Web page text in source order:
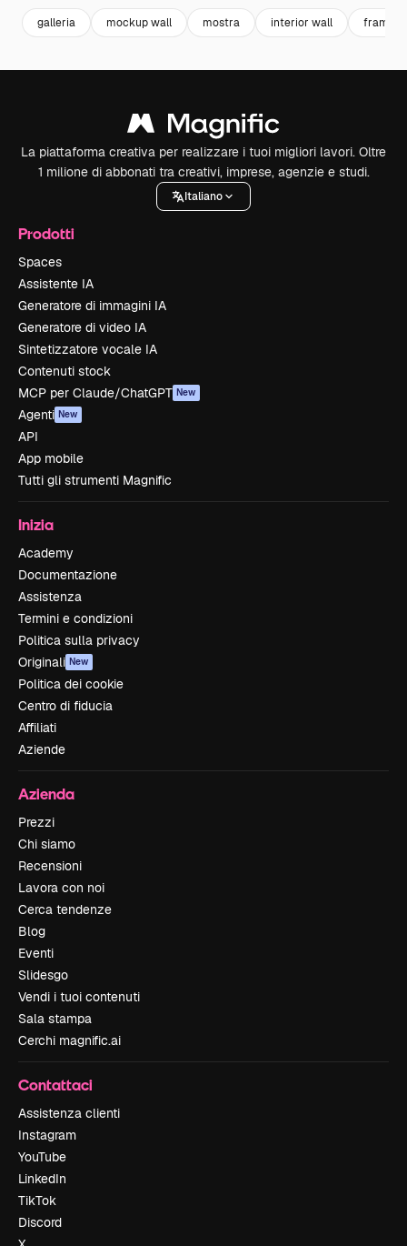
galleria mockup wall mostra interior wall frame
La piattaforma creativa per realizzare i tuoi migliori lavori. Oltre
1 milione di abbonati tra creativi, imprese, agenzie e studi.
Italiano
Prodotti
Spaces
Assistente IA
Generatore di immagini IA
Generatore di video IA
Sintetizzatore vocale IA
Contenuti stock
MCP per Claude/ChatGPT New
Agenti New
API
App mobile
Tutti gli strumenti Magnific
Inizia
Academy
Documentazione
Assistenza
Termini e condizioni
Politica sulla privacy
Originali New
Politica dei cookie
Centro di fiducia
Affiliati
Aziende
Azienda
Prezzi
Chi siamo
Recensioni
Lavora con noi
Cerca tendenze
Blog
Eventi
Slidesgo
Vendi i tuoi contenuti
Sala stampa
Cerchi magnific.ai
Contattaci
Assistenza clienti
Instagram
YouTube
LinkedIn
TikTok
Discord